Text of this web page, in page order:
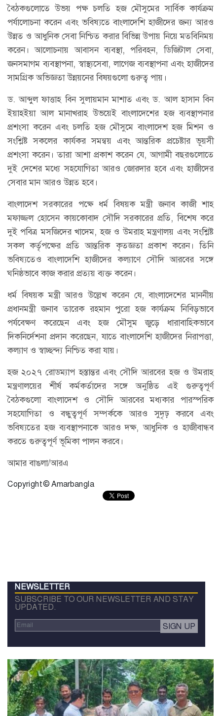
বৈঠকগুলোতে উভয় পক্ষ চলতি হজ মৌসুমের সার্বিক কার্যক্রম
পর্যালোচনা করেন এবং ভবিষ্যতে বাংলাদেশি হাজীদের জন্য আরও
উন্নত ও আধুনিক সেবা নিশ্চিত করার বিভিন্ন উপায় নিয়ে মতবিনিময়
করেন। আলোচনায় আবাসন ব্যবস্থা, পরিবহন, ডিজিটাল সেবা,
জনসমাগম ব্যবস্থাপনা, স্বাস্থ্যসেবা, লাগেজ ব্যবস্থাপনা এবং হাজীদের
সামগ্রিক অভিজ্ঞতা উন্নয়নের বিষয়গুলো গুরুত্ব পায়।
ড. আব্দুল ফাত্তাহ বিন সুলায়মান মাশাত এবং ড. আল হাসান বিন
ইয়াহইয়া আল মানাখরাহ উভয়েই বাংলাদেশের হজ ব্যবস্থাপনার
প্রশংসা করেন এবং চলতি হজ মৌসুমে বাংলাদেশ হজ মিশন ও
সংশ্লিষ্ট সকলের কার্যকর সমন্বয় এবং আন্তরিক প্রচেষ্টার ভূয়সী
প্রশংসা করেন। তারা আশা প্রকাশ করেন যে, আগামী বছরগুলোতে
দুই দেশের মধ্যে সহযোগিতা আরও জোরদার হবে এবং হাজীদের
সেবার মান আরও উন্নত হবে।
বাংলাদেশ সরকারের পক্ষে ধর্ম বিষয়ক মন্ত্রী জনাব কাজী শাহ
মফাজ্জল হোসেন কায়কোবাদ সৌদি সরকারের প্রতি, বিশেষ করে
দুই পবিত্র মসজিদের খাদেম, হজ ও উমরাহ মন্ত্রণালয় এবং সংশ্লিষ্ট
সকল কর্তৃপক্ষের প্রতি আন্তরিক কৃতজ্ঞতা প্রকাশ করেন। তিনি
ভবিষ্যতেও বাংলাদেশি হাজীদের কল্যাণে সৌদি আরবের সঙ্গে
ঘনিষ্ঠভাবে কাজ করার প্রত্যয় ব্যক্ত করেন।
ধর্ম বিষয়ক মন্ত্রী আরও উল্লেখ করেন যে, বাংলাদেশের মাননীয়
প্রধানমন্ত্রী জনাব তারেক রহমান পুরো হজ কার্যক্রম নিবিড়ভাবে
পর্যবেক্ষণ করেছেন এবং হজ মৌসুম জুড়ে ধারাবাহিকভাবে
দিকনির্দেশনা প্রদান করেছেন, যাতে বাংলাদেশি হাজীদের নিরাপত্তা,
কল্যাণ ও স্বাচ্ছন্দ্য নিশ্চিত করা যায়।
হজ ২০২৭ রোডম্যাপ হস্তান্তর এবং সৌদি আরবের হজ ও উমরাহ
মন্ত্রণালয়ের শীর্ষ কর্মকর্তাদের সঙ্গে অনুষ্ঠিত এই গুরুত্বপূর্ণ
বৈঠকগুলো বাংলাদেশ ও সৌদি আরবের মধ্যকার পারস্পরিক
সহযোগিতা ও বন্ধুত্বপূর্ণ সম্পর্ককে আরও সুদৃঢ় করবে এবং
ভবিষ্যতের হজ ব্যবস্থাপনাকে আরও দক্ষ, আধুনিক ও হাজীবান্ধব
করতে গুরুত্বপূর্ণ ভূমিকা পালন করবে।
আমার বাঙলা/আরএ
Copyright © Amarbangla
NEWSLETTER
SUBSCRIBE TO OUR NEWSLETTER AND STAY
UPDATED.